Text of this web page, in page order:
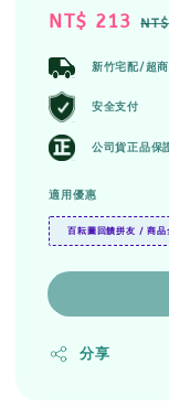
Sale
NT$ 213
新竹宅配/超
安全支付
公司貨正品保
適用優惠
百耘圖回饋拼友 / 商品
分享